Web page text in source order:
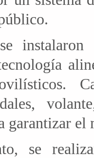
instalaron
garantizar el
se